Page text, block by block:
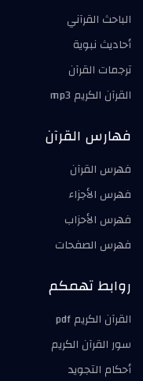
الباحث القرآني
أحاديث نبوية
ترجمات القرآن
القرآن الكريم mp3
فهارس القرآن
فهرس القرآن
فهرس الأجزاء
فهرس الأحزاب
فهرس الصفحات
روابط تهمكم
القرآن الكريم pdf
سور القرآن الكريم
أحكام التجويد